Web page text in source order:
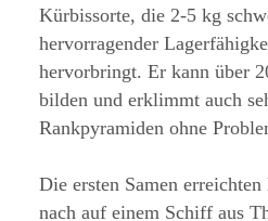
Kürbissorte, die 2-5 kg
hervorragender
hervorbringt. Er kann über
bilden und erklimmt auch
Rankpyramiden ohne
Die ersten Samen
nach auf einem Schiff aus